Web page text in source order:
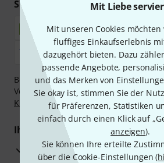
Mit Liebe
Mit unseren Cookies
fluffiges Einkaufserlebnis
dazugehört bieten. Dazu
passende Angebote,
und das Merken von
Sie okay ist, stimmen Sie der
für Präferenzen, Statistiken
einfach durch einen Klick auf
anzeigen).
Sie können Ihre erteilte
über die Cookie-Einstellungen (
Sicher einkaufen & bezahlen
Bezahlen Sie vertraulich und sicher
Vorkasse, PayPal, Amazon Pay,Klarna
Klarna Ratenzahlungoder Kreditkarte.
Ihre Vorteile
3 Jahre Thomann Garantie